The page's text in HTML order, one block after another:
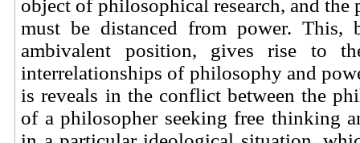
object of philosophical research, and
must be distanced from power. This,
ambivalent position, gives rise to
interrelationships of philosophy and
is reveals in the conflict between the
of a philosopher seeking free thinking